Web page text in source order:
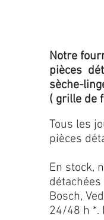
Notre
pièces
sèche-
( grille de
Tous les
pièces
En stock,
Bosch,
24/48 h *.